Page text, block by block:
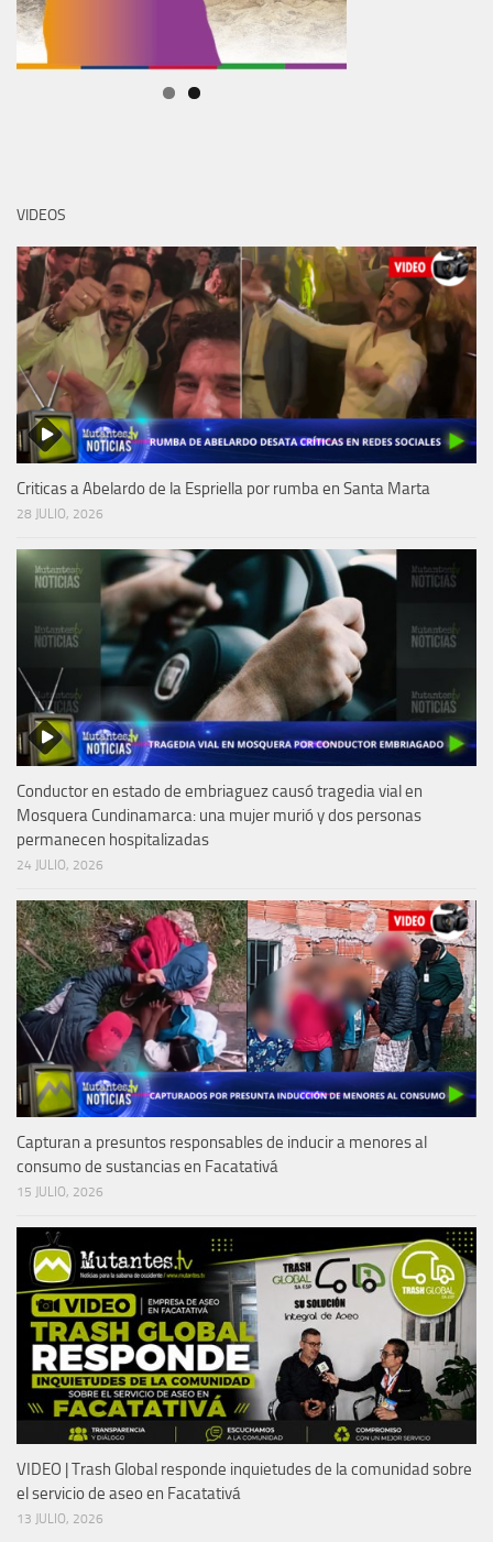
VIDEOS
Criticas a Abelardo de la Espriella por rumba en Santa Marta
28 JULIO, 2026
Conductor en estado de embriaguez causó tragedia vial en
Mosquera Cundinamarca: una mujer murió y dos personas
permanecen hospitalizadas
24 JULIO, 2026
Capturan a presuntos responsables de inducir a menores al
consumo de sustancias en Facatativá
15 JULIO, 2026
VIDEO | Trash Global responde inquietudes de la comunidad sobre
el servicio de aseo en Facatativá
13 JULIO, 2026